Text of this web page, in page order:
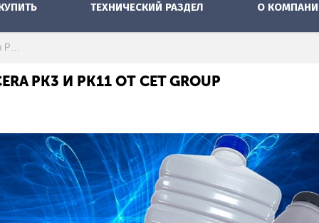
ТЕХНИЧЕСКИЙ РАЗДЕЛ О
Монохромные тонеры для KYOCERA PK3 и PK11 от CET Group
PK3 И PK11 ОТ CET GROUP